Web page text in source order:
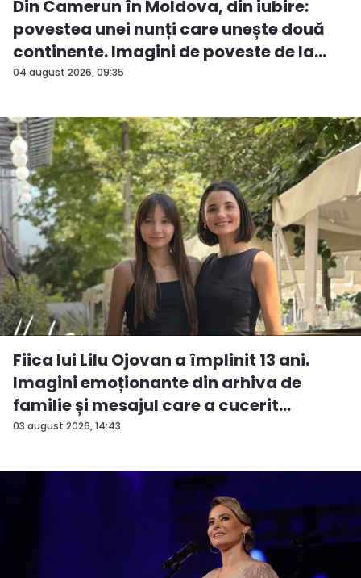
04 august 2026, 09:35
Din Camerun în Moldova, din iubire:
povestea unei nunți care unește două
continente. Imagini de poveste de la
ev...
03 august 2026, 14:43
Fiica lui Lilu Ojovan a împlinit 13 ani.
Imagini emoționante din arhiva de
familie și mesajul care a cucerit
Interne...